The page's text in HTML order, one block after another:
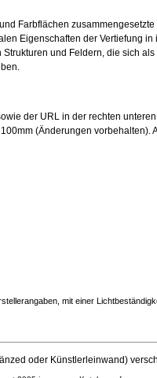
Farbflächen zusammengesetzte
Eigenschaften der Vertiefung in
und Feldern, die sich als
der URL in der rechten
(Änderungen vorbehalten).
mit einer
oder Künstlerleinwand)